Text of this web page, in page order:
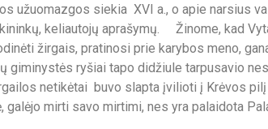
užuomazgos siekia XVI a., o apie narsius
keliautojų aprašymų. Žinome, kad
žirgais, pratinosi prie karybos meno,
giminystės ryšiai tapo didžiule tarpusavio
netikėtai buvo slapta įvilioti į Krėvos pilį
mirti savo mirtimi, nes yra palaidota